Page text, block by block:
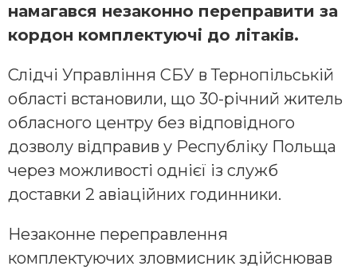
намагався незаконно переправити за
кордон комплектуючі до літаків.
Слідчі Управління СБУ в Тернопільській
області встановили, що 30-річний житель
обласного центру без відповідного
дозволу відправив у Республіку Польща
через можливості однієї із служб
доставки 2 авіаційних годинники.
Незаконне переправлення
комплектуючих зловмисник здійснював